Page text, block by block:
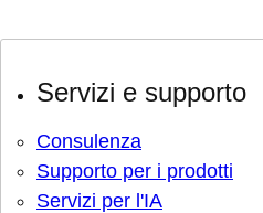
Servizi e supporto
Consulenza
Supporto per i prodotti
Servizi per l'IA